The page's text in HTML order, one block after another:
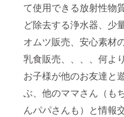
て使用できる放射性物
ど除去する浄水器、少
オムツ販売、安心素材
乳食販売、、、、何よ
お子様が他のお友達と
ぶ、他のママさん（も
んパパさんも）と情報